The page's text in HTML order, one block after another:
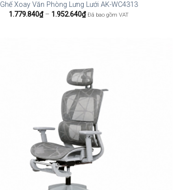
Ghế Xoay Văn Phòng Lưng Lưới AK-WC4313
1.779.840₫ – 1.952.640₫Khoảng
giá:
Đã bao gồm VAT